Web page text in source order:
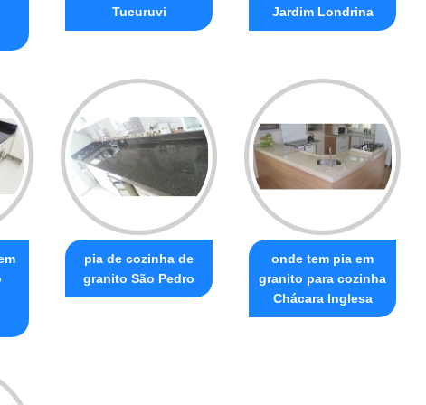
Tucuruvi Jardim Londrina
pia de cozinha de
granito São Pedro
onde tem pia em
granito para cozinha
Chácara Inglesa